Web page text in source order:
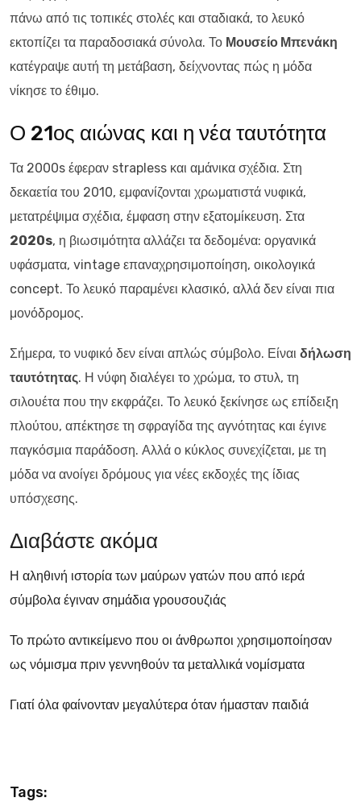
πάνω από τις τοπικές στολές και σταδιακά, το λευκό
εκτοπίζει τα παραδοσιακά σύνολα. Το Μουσείο Μπενάκη
κατέγραψε αυτή τη μετάβαση, δείχνοντας πώς η μόδα
νίκησε το έθιμο.
Ο 21ος αιώνας και η νέα ταυτότητα
Τα 2000s έφεραν strapless και αμάνικα σχέδια. Στη
δεκαετία του 2010, εμφανίζονται χρωματιστά νυφικά,
μετατρέψιμα σχέδια, έμφαση στην εξατομίκευση. Στα
2020s, η βιωσιμότητα αλλάζει τα δεδομένα: οργανικά
υφάσματα, vintage επαναχρησιμοποίηση, οικολογικά
concept. Το λευκό παραμένει κλασικό, αλλά δεν είναι πια
μονόδρομος.
Σήμερα, το νυφικό δεν είναι απλώς σύμβολο. Είναι δήλωση
ταυτότητας. Η νύφη διαλέγει το χρώμα, το στυλ, τη
σιλουέτα που την εκφράζει. Το λευκό ξεκίνησε ως επίδειξη
πλούτου, απέκτησε τη σφραγίδα της αγνότητας και έγινε
παγκόσμια παράδοση. Αλλά ο κύκλος συνεχίζεται, με τη
μόδα να ανοίγει δρόμους για νέες εκδοχές της ίδιας
υπόσχεσης.
Διαβάστε ακόμα
Η αληθινή ιστορία των μαύρων γατών που από ιερά
σύμβολα έγιναν σημάδια γρουσουζιάς
Το πρώτο αντικείμενο που οι άνθρωποι χρησιμοποίησαν
ως νόμισμα πριν γεννηθούν τα μεταλλικά νομίσματα
Γιατί όλα φαίνονταν μεγαλύτερα όταν ήμασταν παιδιά
Tags: